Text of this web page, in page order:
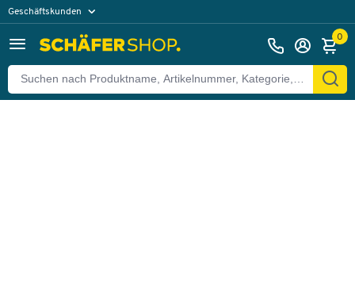
Geschäftskunden
0
Zurück